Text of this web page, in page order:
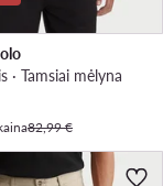
· Tamsiai mėlyna
82,99 €